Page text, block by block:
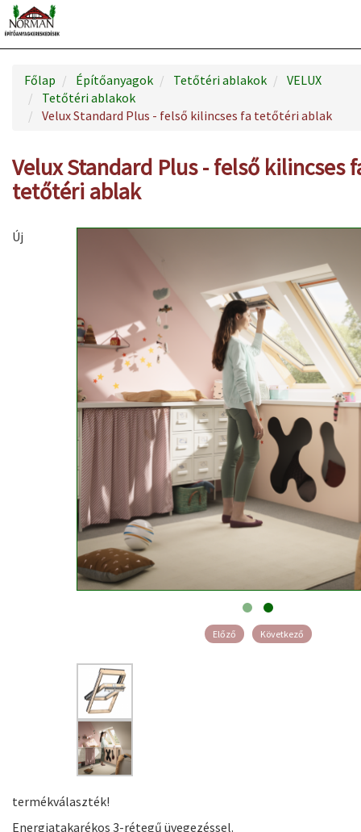
Főlap Építőanyagok Tetőtéri ablakok
VELUX
Tetőtéri ablakok
Velux Standard Plus - felső kilincses fa tetőtéri ablak
Velux Standard Plus - felső kilincses
tetőtéri ablak
Előző Következő
Új
termékválaszték!
Energiatakarékos 3-rétegű üvegezéssel.